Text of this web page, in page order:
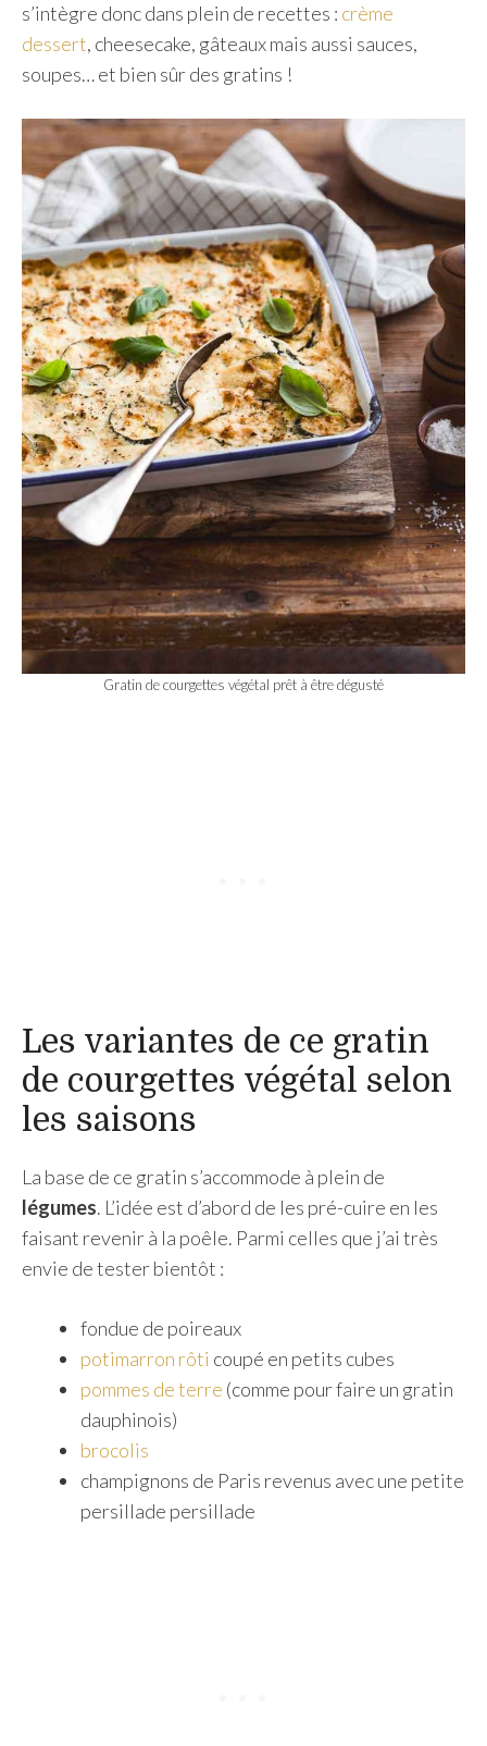
s’intègre donc dans plein de recettes : crème
dessert, cheesecake, gâteaux mais aussi sauces,
soupes… et bien sûr des gratins !
Gratin de courgettes végétal prêt à être dégusté
Les variantes de ce gratin
de courgettes végétal selon
les saisons
La base de ce gratin s’accommode à plein de
légumes. L’idée est d’abord de les pré-cuire en les
faisant revenir à la poêle. Parmi celles que j’ai très
envie de tester bientôt :
fondue de poireaux
potimarron rôti coupé en petits cubes
pommes de terre (comme pour faire un gratin
dauphinois)
brocolis
champignons de Paris revenus avec une petite
persillade persillade